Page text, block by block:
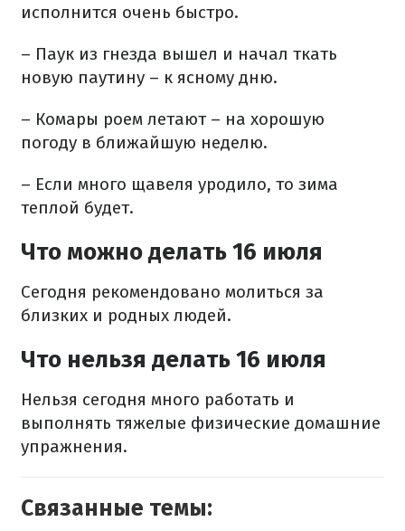
исполнится очень быстро.
– Паук из гнезда вышел и начал ткать
новую паутину – к ясному дню.
– Комары роем летают – на хорошую
погоду в ближайшую неделю.
– Если много щавеля уродило, то зима
теплой будет.
Что можно делать 16 июля
Сегодня рекомендовано молиться за
близких и родных людей.
Что нельзя делать 16 июля
Нельзя сегодня много работать и
выполнять тяжелые физические домашние
упражнения.
Связанные темы: